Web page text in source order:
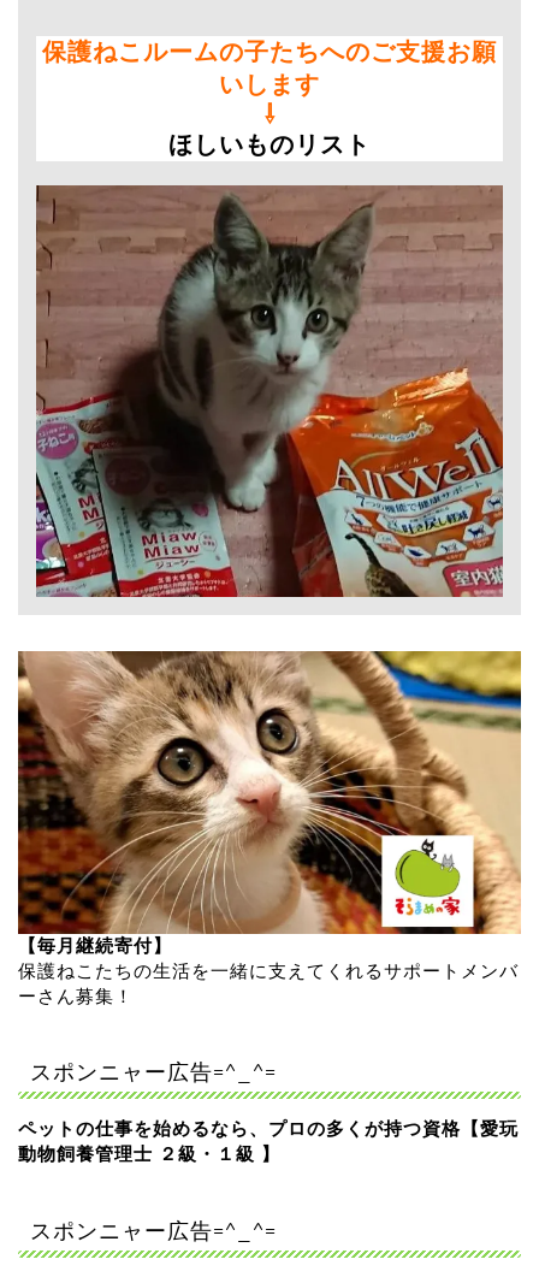
保護ねこルームの子たちへのご支援お願
いします
⇩
ほしいものリスト
【毎月継続寄付】
保護ねこたちの生活を一緒に支えてくれるサポートメンバ
ーさん募集！
スポンニャー広告=^_^=
ペットの仕事を始めるなら、プロの多くが持つ資格【愛玩
動物飼養管理士 ２級・１級 】
スポンニャー広告=^_^=